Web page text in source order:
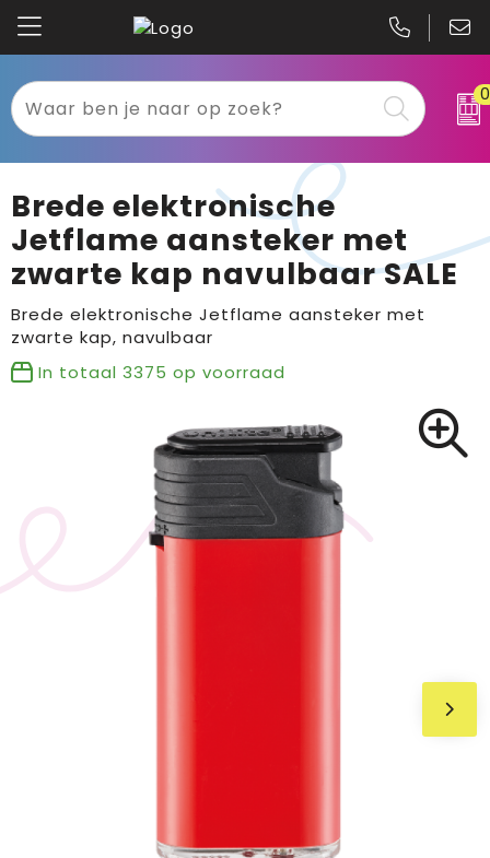
0
Textiel
Werkkleding
Sport
Tassen
Bloemen, planten en bomen
Binnenreclame
Kariban
B&C
Gildan
Clique
Printer
Brede elektronische
Jetflame aansteker met
zwarte kap navulbaar SALE
Brede elektronische Jetflame aansteker met
zwarte kap, navulbaar
In totaal 3375 op voorraad